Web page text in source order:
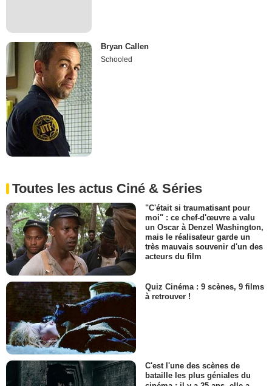
Bryan Callen
Schooled
Toutes les actus Ciné & Séries
"C'était si traumatisant pour
moi" : ce chef-d'œuvre a valu
un Oscar à Denzel Washington,
mais le réalisateur garde un
très mauvais souvenir d'un des
acteurs du film
Quiz Cinéma : 9 scènes, 9 films
à retrouver !
C'est l'une des scènes de
bataille les plus géniales du